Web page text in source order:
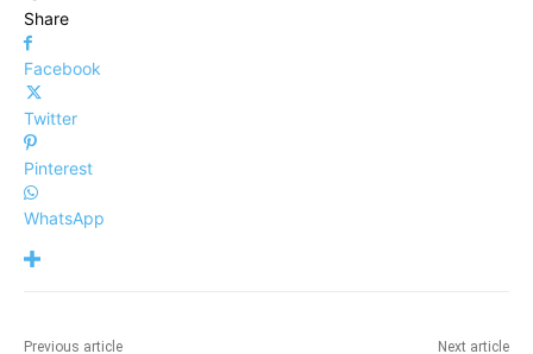
Share
Facebook
Twitter
Pinterest
WhatsApp
Previous article Next article